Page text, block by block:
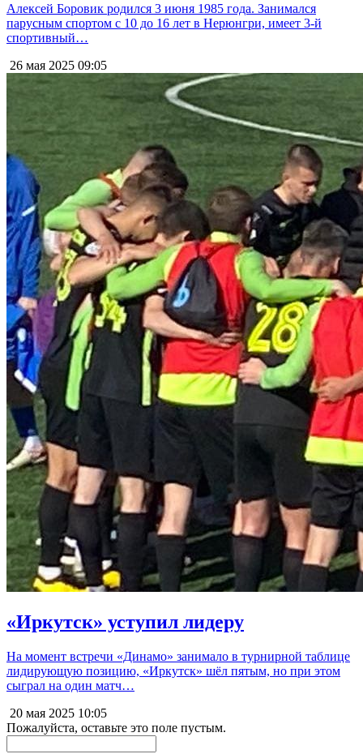
Алексей Боровик родился 3 июня 1985 года. Занимался
парусным спортом с 10 до 16 лет в Нерюнгри, имеет 3-й
спортивный…
26 мая 2025 09:05
«Иркутск» уступил лидеру
На момент встречи «Динамо» занимало в турнирной таблице
лидирующую позицию, «Иркутск» шёл пятым, но при этом
сыграл на один матч…
20 мая 2025 10:05
Пожалуйста, оставьте это поле пустым.